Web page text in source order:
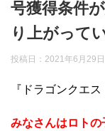
号獲得条件
り上がって
投稿日： 2021年6月29日
『ドラゴンクエ
みなさんはロトの